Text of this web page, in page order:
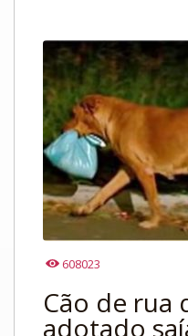
608023
Cão de rua
adotado